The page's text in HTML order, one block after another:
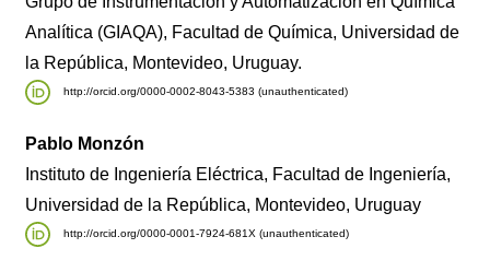
Analítica (GIAQA), Facultad de Química, Universidad de
la República, Montevideo, Uruguay.
http://orcid.org/0000-0002-8043-5383 (unauthenticated)
Pablo Monzón
Instituto de Ingeniería Eléctrica, Facultad de Ingeniería,
Universidad de la República, Montevideo, Uruguay
http://orcid.org/0000-0001-7924-681X (unauthenticated)